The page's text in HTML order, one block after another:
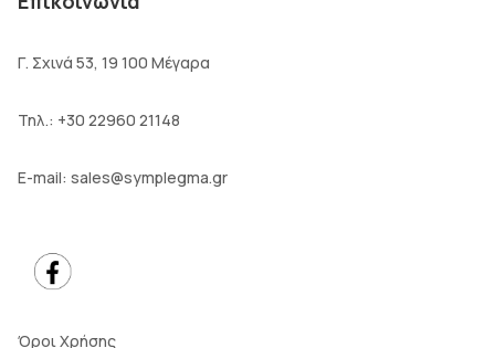
Γ. Σχινά 53, 19 100 Μέγαρα
Τηλ.: +30 22960 21148
E-mail: sales@symplegma.gr
Όροι Χρήσης